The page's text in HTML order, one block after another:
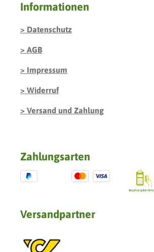
Informationen
Datenschutz
AGB
Impressum
Widerruf
Versand und Zahlung
Zahlungsarten
Versandpartner